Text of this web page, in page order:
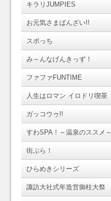
キラリJUMPIES
お元気さまばんざい!!
スポっち
み～んなげんきっず！
ファファFUNTIME
人生はロマン イロドリ喫茶
ガッコウゥ!!
すわSPA！～温泉のススメ～
街ぶら！
ひらめきシリーズ
諏訪大社式年造営御柱大祭